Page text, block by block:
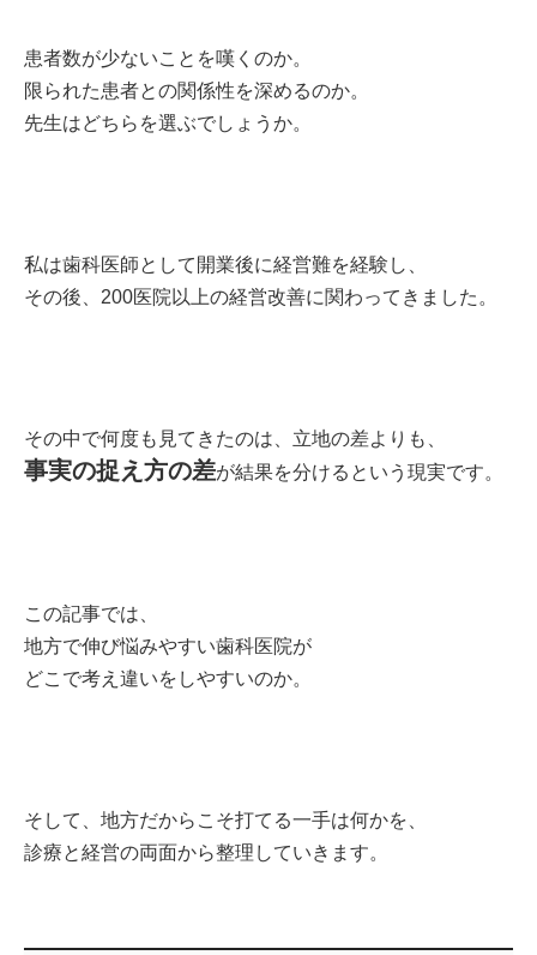
患者数が少ないことを嘆くのか。
限られた患者との関係性を深めるのか。
先生はどちらを選ぶでしょうか。
私は歯科医師として開業後に経営難を経験し、
その後、200医院以上の経営改善に関わってきました。
その中で何度も見てきたのは、立地の差よりも、
事実の捉え方の差が結果を分けるという現実です。
この記事では、
地方で伸び悩みやすい歯科医院が
どこで考え違いをしやすいのか。
そして、地方だからこそ打てる一手は何かを、
診療と経営の両面から整理していきます。